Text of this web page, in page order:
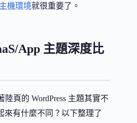
機環境就很重要了。
App 主題深度比
陸頁的 WordPress 主題其實不
來有什麼不同？以下整理了